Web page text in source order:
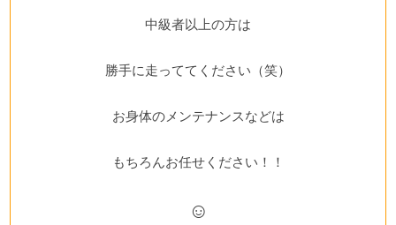
中級者以上の方は
勝手に走っててください（笑）
お身体のメンテナンスなどは
もちろんお任せください！！
☺